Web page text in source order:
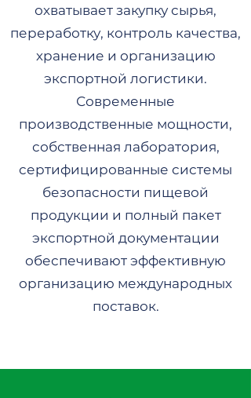
охватывает закупку сырья,
переработку, контроль качества,
хранение и организацию
экспортной логистики.
Современные
производственные мощности,
собственная лаборатория,
сертифицированные системы
безопасности пищевой
продукции и полный пакет
экспортной документации
обеспечивают эффективную
организацию международных
поставок.